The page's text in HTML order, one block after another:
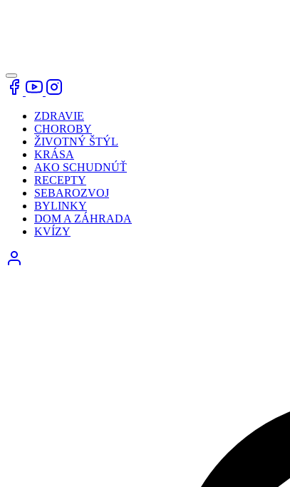
ZDRAVIE
CHOROBY
ŽIVOTNÝ ŠTÝL
KRÁSA
AKO SCHUDNÚŤ
RECEPTY
SEBAROZVOJ
BYLINKY
DOM A ZÁHRADA
KVÍZY